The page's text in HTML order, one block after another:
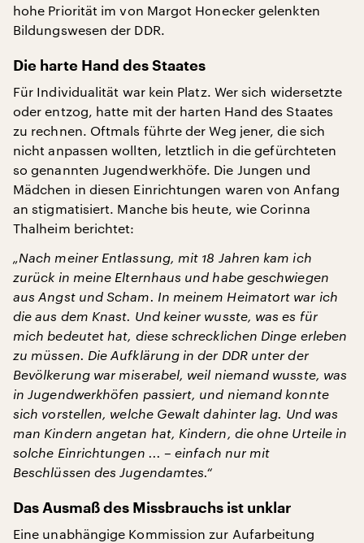
hohe Priorität im von Margot Honecker gelenkten
Bildungswesen der DDR.
Die harte Hand des Staates
Für Individualität war kein Platz. Wer sich widersetzte
oder entzog, hatte mit der harten Hand des Staates
zu rechnen. Oftmals führte der Weg jener, die sich
nicht anpassen wollten, letztlich in die gefürchteten
so genannten Jugendwerkhöfe. Die Jungen und
Mädchen in diesen Einrichtungen waren von Anfang
an stigmatisiert. Manche bis heute, wie Corinna
Thalheim berichtet:
„Nach meiner Entlassung, mit 18 Jahren kam ich
zurück in meine Elternhaus und habe geschwiegen
aus Angst und Scham. In meinem Heimatort war ich
die aus dem Knast. Und keiner wusste, was es für
mich bedeutet hat, diese schrecklichen Dinge erleben
zu müssen. Die Aufklärung in der DDR unter der
Bevölkerung war miserabel, weil niemand wusste, was
in Jugendwerkhöfen passiert, und niemand konnte
sich vorstellen, welche Gewalt dahinter lag. Und was
man Kindern angetan hat, Kindern, die ohne Urteile in
solche Einrichtungen ... – einfach nur mit
Beschlüssen des Jugendamtes.“
Das Ausmaß des Missbrauchs ist unklar
Eine unabhängige Kommission zur Aufarbeitung